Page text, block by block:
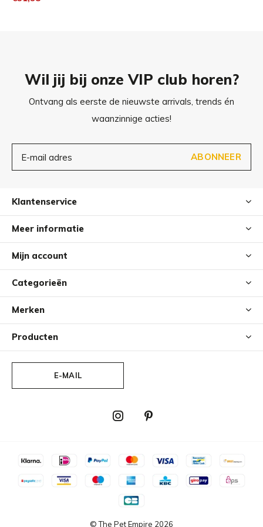
Wil jij bij onze VIP club horen?
Ontvang als eerste de nieuwste arrivals, trends én
waanzinnige acties!
ABONNEER
Klantenservice
Meer informatie
Mijn account
Categorieën
Merken
Producten
E-MAIL
© The Pet Empire 2026